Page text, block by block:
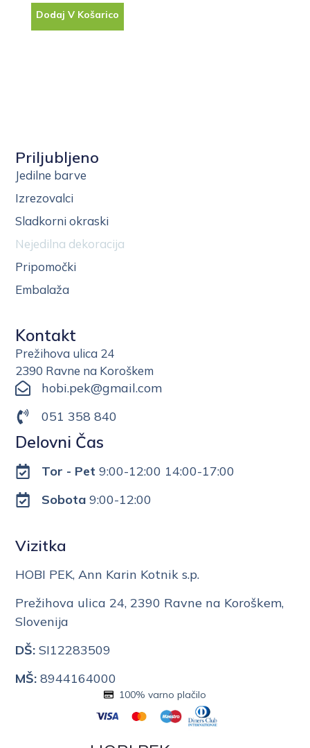
Dodaj V Košarico
Priljubljeno
Jedilne barve
Izrezovalci
Sladkorni okraski
Nejedilna dekoracija
Pripomočki
Embalaža
Kontakt
Prežihova ulica 24
2390 Ravne na Koroškem
hobi.pek@gmail.com
051 358 840
Delovni Čas
Tor - Pet 9:00-12:00 14:00-17:00
Sobota9:00-12:00
Vizitka
HOBI PEK, Ann Karin Kotnik s.p.
Prežihova ulica 24, 2390 Ravne na Koroškem,
Slovenija
DŠ: SI12283509
MŠ: 8944164000
100% varno plačilo